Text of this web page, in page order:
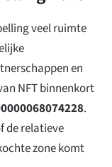
veel ruimte
en
NFT binnenkort
.
de relatieve
zone komt